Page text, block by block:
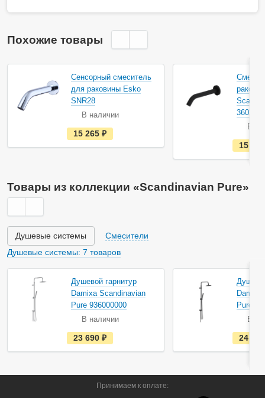
Похожие товары
Сенсорный смеситель
для раковины Esko
SNR28
В наличии
е
с
т
л
15 265
В
15
Товары из коллекции «Scandinavian Pure»
Душевые системы
Смесители
Душевые системы: 7 товаров
Душевой гарнитур
Damixa Scandinavian
Pure 936000000
В наличии
е
с
т
н
а
23 690
Damixa
Pure
В
24
Принимаем к оплате: